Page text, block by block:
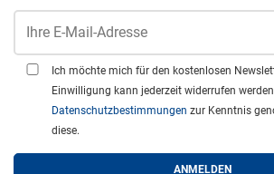
Ich möchte mich für den kostenlosen
Einwilligung kann jederzeit widerrufen
Datenschutzbestimmungen zur Kenntnis
diese.